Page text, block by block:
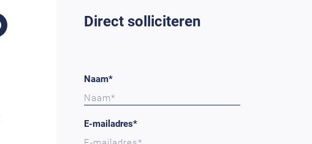
Direct solliciteren
Naam*
E-mailadres*